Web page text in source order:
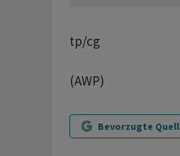
tp/cg
(AWP)
Bevorzugte